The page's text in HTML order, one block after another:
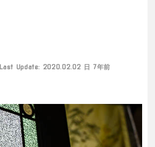
Last Update: 2020.02.02 日 7年前